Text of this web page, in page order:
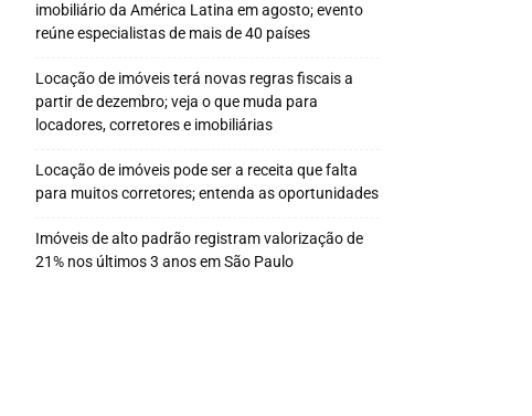
imobiliário da América Latina em agosto; evento
reúne especialistas de mais de 40 países
Locação de imóveis terá novas regras fiscais a
partir de dezembro; veja o que muda para
locadores, corretores e imobiliárias
Locação de imóveis pode ser a receita que falta
para muitos corretores; entenda as oportunidades
Imóveis de alto padrão registram valorização de
21% nos últimos 3 anos em São Paulo